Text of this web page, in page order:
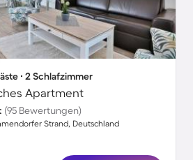
∙ 2 Schlafzimmer
Apartment
(95 Bewertungen)
Strand, Deutschland